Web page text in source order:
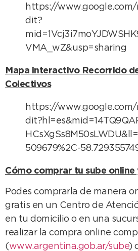
https://
dit?
VMA_wZ&usp=sharing
Mapa interactivo Recorrido
Colectivos
https://
509679%2C-
Cómo comprar tu sube
Podes comprarla de manera
gratis en un Centro de
en tu domicilio o en una
realizar la compra online
( www.argentina.gob.ar/sube)